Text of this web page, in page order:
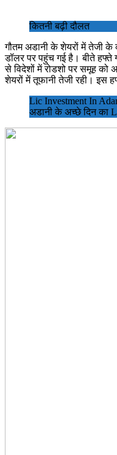
कितनी बढ़ी दौलत
गौतम अडानी के शेयरों में तेजी के
डॉलर पर पहुंच गई है। बीते हफ्ते
से विदेशों में रोडशो पर समूह को
शेयरों में तूफानी तेजी रही। इस
Lic Investment In
अडानी के अच्छे दिन का